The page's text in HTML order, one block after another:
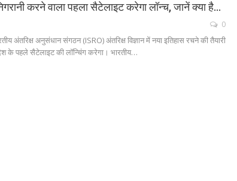
करने वाला पहला सैटेलाइट करेगा लॉन्च, जानें क्या है…
0
अंतरिक्ष अनुसंधान संगठन (ISRO) अंतरिक्ष विज्ञान में नया इतिहास रचने की तैयारी
के पहले सैटेलाइट की लॉन्चिंग करेगा। भारतीय…